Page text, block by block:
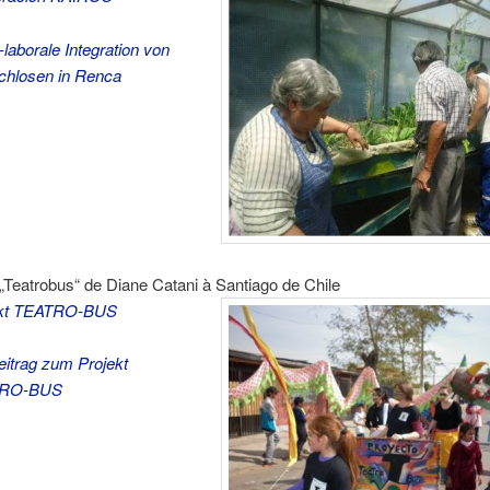
Integration von
in Renca
de Diane Catani à Santiago de Chile
TEATRO-BUS
zum Projekt
BUS